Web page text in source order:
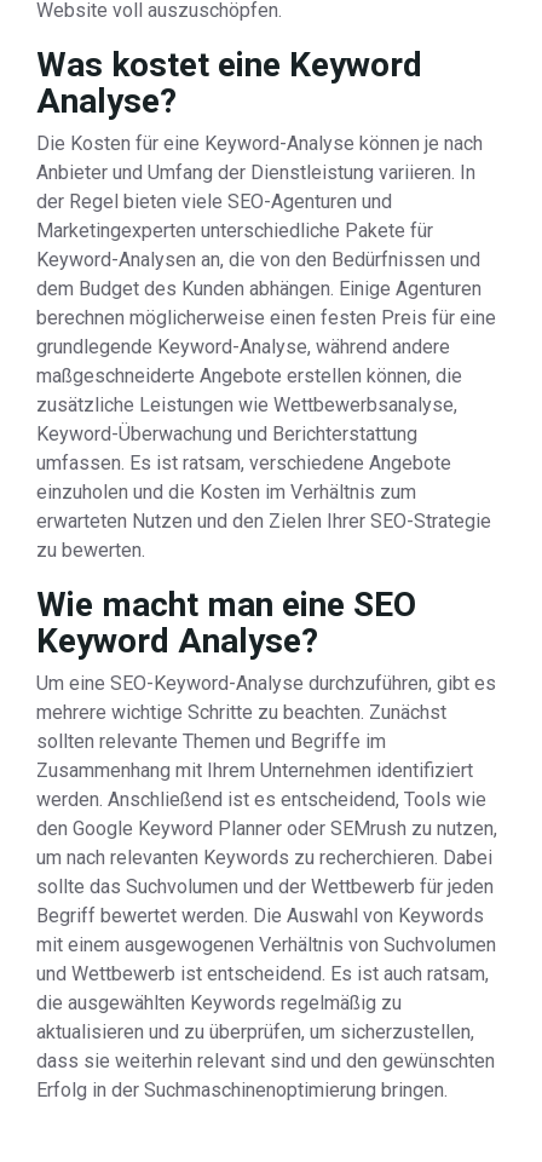
Website voll auszuschöpfen.
Was kostet eine Keyword
Analyse?
Die Kosten für eine Keyword-Analyse können je nach
Anbieter und Umfang der Dienstleistung variieren. In
der Regel bieten viele SEO-Agenturen und
Marketingexperten unterschiedliche Pakete für
Keyword-Analysen an, die von den Bedürfnissen und
dem Budget des Kunden abhängen. Einige Agenturen
berechnen möglicherweise einen festen Preis für eine
grundlegende Keyword-Analyse, während andere
maßgeschneiderte Angebote erstellen können, die
zusätzliche Leistungen wie Wettbewerbsanalyse,
Keyword-Überwachung und Berichterstattung
umfassen. Es ist ratsam, verschiedene Angebote
einzuholen und die Kosten im Verhältnis zum
erwarteten Nutzen und den Zielen Ihrer SEO-Strategie
zu bewerten.
Wie macht man eine SEO
Keyword Analyse?
Um eine SEO-Keyword-Analyse durchzuführen, gibt es
mehrere wichtige Schritte zu beachten. Zunächst
sollten relevante Themen und Begriffe im
Zusammenhang mit Ihrem Unternehmen identifiziert
werden. Anschließend ist es entscheidend, Tools wie
den Google Keyword Planner oder SEMrush zu nutzen,
um nach relevanten Keywords zu recherchieren. Dabei
sollte das Suchvolumen und der Wettbewerb für jeden
Begriff bewertet werden. Die Auswahl von Keywords
mit einem ausgewogenen Verhältnis von Suchvolumen
und Wettbewerb ist entscheidend. Es ist auch ratsam,
die ausgewählten Keywords regelmäßig zu
aktualisieren und zu überprüfen, um sicherzustellen,
dass sie weiterhin relevant sind und den gewünschten
Erfolg in der Suchmaschinenoptimierung bringen.